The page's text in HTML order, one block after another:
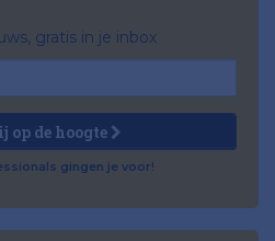
gratis in je inbox
op de hoogte
gingen je voor!